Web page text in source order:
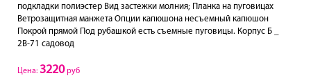
подкладки полиэстер Вид застежки молния; Планка на пуговицах
Ветрозащитная манжета Опции капюшона несъемный капюшон
Покрой прямой Под рубашкой есть съемные пуговицы. Корпус Б _
2В-71 садовод
Цена: 3220руб